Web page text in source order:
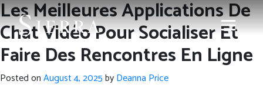
Les Meilleures Applications De
Chat Vidéo Pour Socialiser Et
Faire Des Rencontres En Ligne
Posted onAugust 4, 2025byDeanna Price